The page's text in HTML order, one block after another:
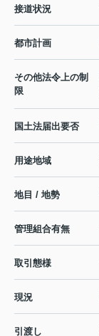
接道状況
都市計画
その他法令上の制
限
国土法届出要否
用途地域
地目 / 地勢
管理組合有無
取引態様
現況
引渡し